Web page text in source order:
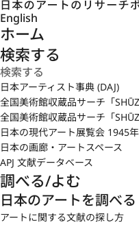
English
ホーム
検索する
日本アーティスト事典 (DAJ)
全国美術館収蔵品サーチ「
全国美術館収蔵品サーチ「
日本の現代アート展覧会 1945
日本の画廊・アートスペース
APJ 文献データベース
調べる/よむ
日本のアートを調べる
アートに関する文献の探し方